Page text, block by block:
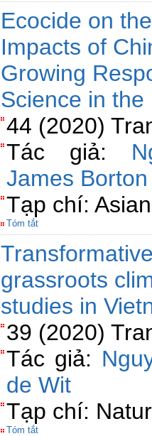
Ecocide on
Impacts of
Growing
Science in
44 (2020)
Tác giả:
James Borton
Tạp chí:
Tóm tắt
grassroots
studies in
39 (2020)
Tác giả:
de Wit
Tạp chí:
Tóm tắt